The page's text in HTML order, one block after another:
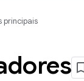
principais